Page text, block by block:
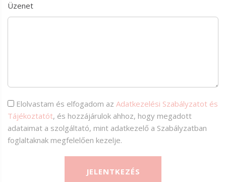
Üzenet
Elolvastam és elfogadom az Adatkezelési Szabályzatot és
Tájékoztatót, és hozzájárulok ahhoz, hogy megadott
adataimat a szolgáltató, mint adatkezelő a Szabályzatban
foglaltaknak megfelelően kezelje.